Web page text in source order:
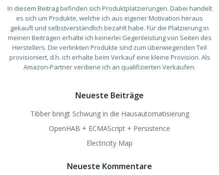
In diesem Beitrag befinden sich Produktplatzierungen. Dabei handelt
es sich um Produkte, welche ich aus eigener Motivation heraus
gekauft und selbstverständlich bezahlt habe. Für die Platzierung in
meinen Beiträgen erhalte ich keinerlei Gegenleistung von Seiten des
Herstellers. Die verlinkten Produkte sind zum überwiegenden Teil
provisioniert, d.h. ich erhalte beim Verkauf eine kleine Provision. Als
Amazon-Partner verdiene ich an qualifizierten Verkäufen.
Neueste Beiträge
Tibber bringt Schwung in die Hausautomatisierung
OpenHAB + ECMAScript + Persistence
Electricity Map
Neueste Kommentare